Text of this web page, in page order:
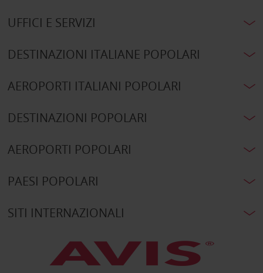
UFFICI E SERVIZI
DESTINAZIONI ITALIANE POPOLARI
AEROPORTI ITALIANI POPOLARI
DESTINAZIONI POPOLARI
AEROPORTI POPOLARI
PAESI POPOLARI
SITI INTERNAZIONALI